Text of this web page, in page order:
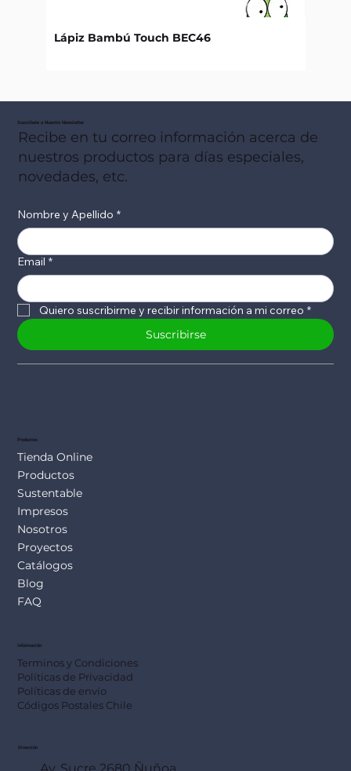
Lápiz Bambú Touch BEC46
Suscribete a Nuestro Newsletter
Recibe en tu correo información acerca de
nuestros productos para días especiales,
novedades, etc.
Nombre y Apellido *
Email *
Quiero suscribirme y recibir información a mi correo *
Suscribirse
Productos
Tienda Online
Productos
Sustentable
Impresos
Nosotros
Proyectos
Catálogos
Blog
FAQ
Información
Terminos y Condiciones
Políticas de Privacidad
Políticas de envío
Códigos Postales Chile
Dirección